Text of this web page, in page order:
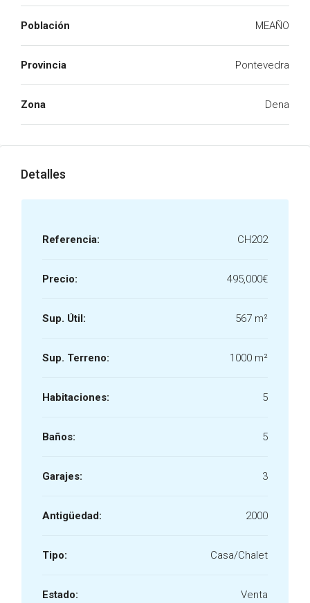
Población MEAÑO
Provincia Pontevedra
Zona Dena
Detalles
Referencia: CH202
Precio: 495,000€
Sup. Útil: 567 m²
Sup. Terreno: 1000 m²
Habitaciones: 5
Baños: 5
Garajes: 3
Antigüedad: 2000
Tipo: Casa/Chalet
Estado: Venta